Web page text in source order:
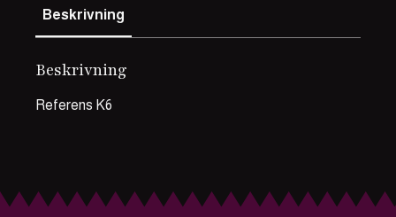
Beskrivning
Beskrivning
Referens K6